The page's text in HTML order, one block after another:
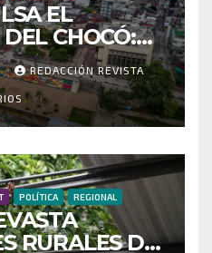
EL
CHOCÓ:
PASAJEROS
NUEVAS
LA
REDACCIÓN REVISTA
POLÍTICA REGIONAL
RURALES DE